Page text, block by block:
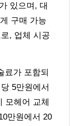
있으며, 대
구매 가능
, 업체 시공
료가 포함되
5만원에서
모헤어 교체
만원에서 20